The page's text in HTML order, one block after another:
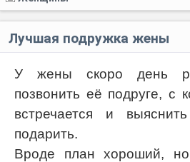
Лучшая подружка жены
У жены скоро день
позвонить её подруге, с
встречается и
подарить.
Вроде план хороший,